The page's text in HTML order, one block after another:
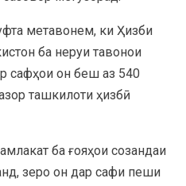
метавонем, ки Ҳизби
ба неруи тавонои
сафҳои он беш аз 540
ташкилоти ҳизбӣ
ба ғояҳои созандаи
зеро он дар сафи пеши